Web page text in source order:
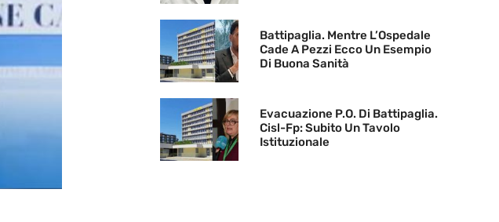
Battipaglia. Mentre L’Ospedale
Cade A Pezzi Ecco Un Esempio
Di Buona Sanità
Evacuazione P.O. Di Battipaglia.
Cisl-Fp: Subito Un Tavolo
Istituzionale